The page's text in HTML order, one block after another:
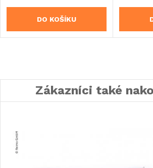
DO KOŠÍKU
Zákazníci také